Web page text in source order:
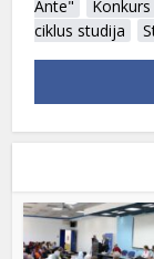
Ante"
Konkurs
ciklus studija